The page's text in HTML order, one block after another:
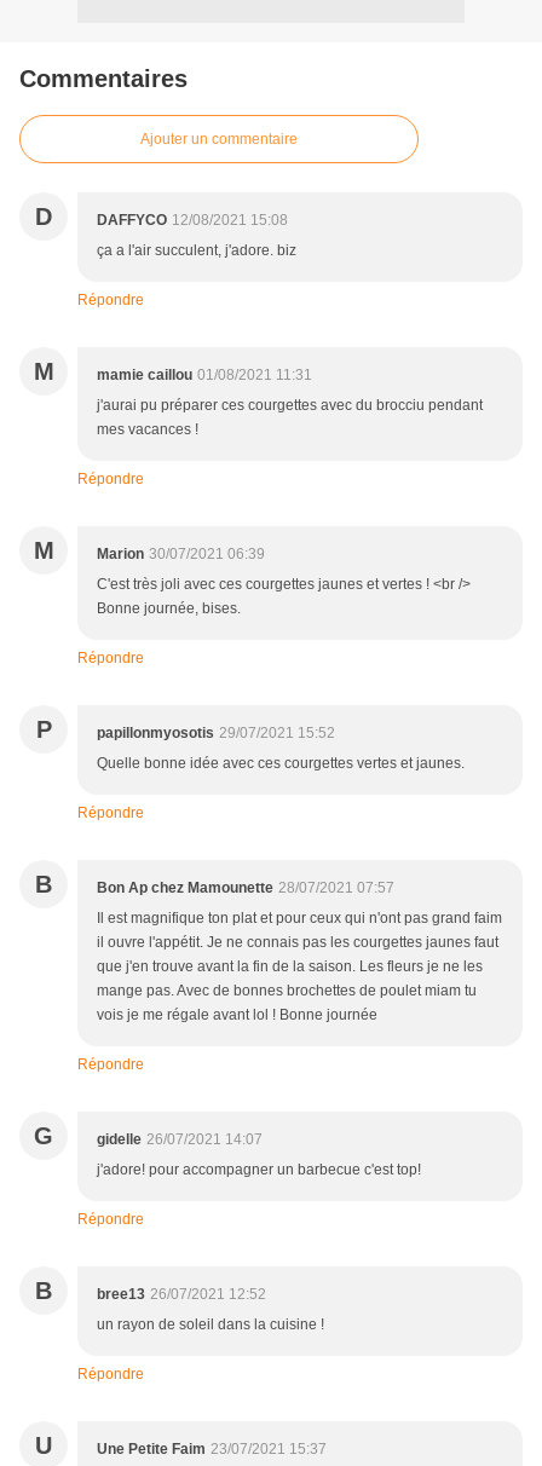
Commentaires
Ajouter un commentaire
D DAFFYCO 12/08/2021 15:08
ça a l'air succulent, j'adore. biz
Répondre
M mamie caillou 01/08/2021 11:31
j'aurai pu préparer ces courgettes avec du brocciu pendant
mes vacances !
Répondre
M Marion 30/07/2021 06:39
C'est très joli avec ces courgettes jaunes et vertes ! <br />
Bonne journée, bises.
Répondre
P papillonmyosotis 29/07/2021 15:52
Quelle bonne idée avec ces courgettes vertes et jaunes.
Répondre
B Bon Ap chez Mamounette 28/07/2021 07:57
Il est magnifique ton plat et pour ceux qui n'ont pas grand faim
il ouvre l'appétit. Je ne connais pas les courgettes jaunes faut
que j'en trouve avant la fin de la saison. Les fleurs je ne les
mange pas. Avec de bonnes brochettes de poulet miam tu
vois je me régale avant lol ! Bonne journée
Répondre
G gidelle 26/07/2021 14:07
j'adore! pour accompagner un barbecue c'est top!
Répondre
B bree13 26/07/2021 12:52
un rayon de soleil dans la cuisine !
Répondre
U Une Petite Faim 23/07/2021 15:37